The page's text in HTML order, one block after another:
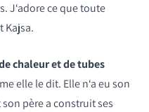
J‘adore ce que toute
Kajsa.
chaleur et de tubes
elle le dit. Elle n‘a eu son
son père a construit ses